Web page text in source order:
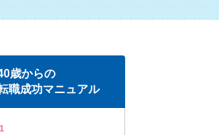
歳からの
職成功マニュアル